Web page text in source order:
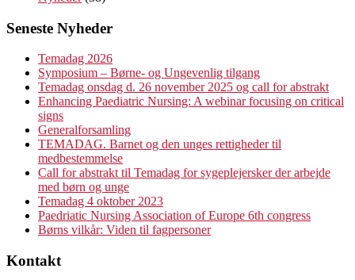
Seneste Nyheder
Temadag 2026
Symposium – Børne- og Ungevenlig tilgang
Temadag onsdag d. 26 november 2025 og call for abstrakt
Enhancing Paediatric Nursing: A webinar focusing on critical
signs
Generalforsamling
TEMADAG. Barnet og den unges rettigheder til
medbestemmelse
Call for abstrakt til Temadag for sygeplejersker der arbejde
med børn og unge
Temadag 4 oktober 2023
Paedriatic Nursing Association of Europe 6th congress
Børns vilkår: Viden til fagpersoner
Kontakt